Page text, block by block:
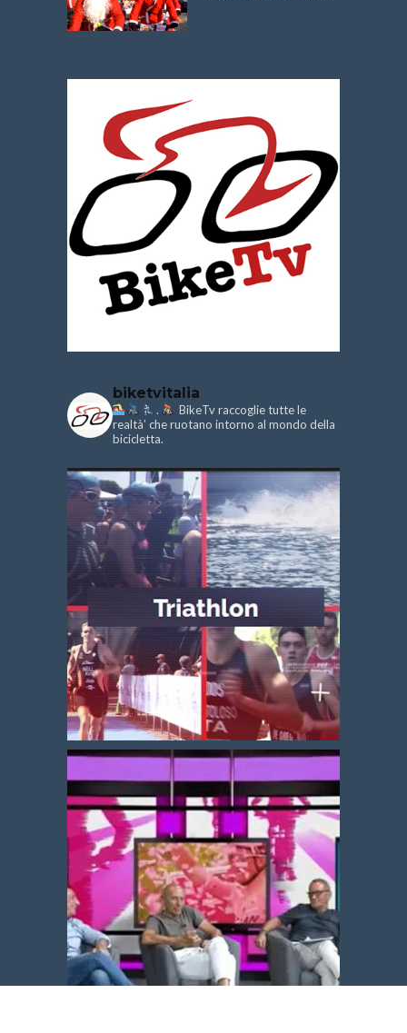
biketvitalia
.
BikeTv raccoglie tutte le
realtà’ che ruotano intorno al mondo della
bicicletta.